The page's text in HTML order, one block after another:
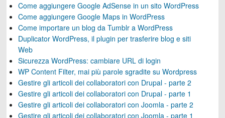
Come aggiungere Google AdSense in un sito WordPress
Come aggiungere Google Maps in WordPress
Come importare un blog da Tumblr a WordPress
Duplicator WordPress, il plugin per trasferire blog e siti
Web
Sicurezza WordPress: cambiare URL di login
WP Content Filter, mai più parole sgradite su Wordpress
Gestire gli articoli dei collaboratori con Drupal - parte 2
Gestire gli articoli dei collaboratori con Drupal - parte 1
Gestire gli articoli dei collaboratori con Joomla - parte 2
Gestire gli articoli dei collaboratori con Joomla - parte 1